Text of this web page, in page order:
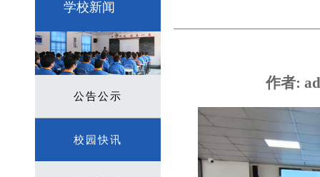
学校新闻
公告公示
校园快讯
作者: